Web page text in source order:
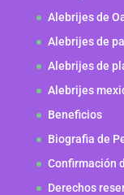
Alebrijes de
Alebrijes de
Alebrijes de
Alebrijes
Beneficios
Biografia de
Confirmación
Derechos